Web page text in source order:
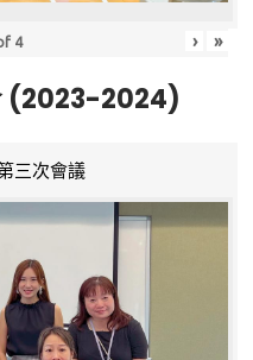
4 › »
(2023-2024)
三次會議